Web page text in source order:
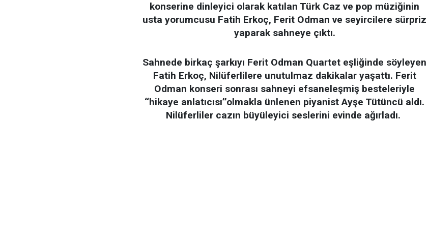
konserine dinleyici olarak katılan Türk Caz ve pop müziğinin
usta yorumcusu Fatih Erkoç, Ferit Odman ve seyircilere sürpriz
yaparak sahneye çıktı.
Sahnede birkaç şarkıyı Ferit Odman Quartet eşliğinde söyleyen
Fatih Erkoç, Nilüferlilere unutulmaz dakikalar yaşattı. Ferit
Odman konseri sonrası sahneyi efsaneleşmiş besteleriyle
‘‘hikaye anlatıcısı’’olmakla ünlenen piyanist Ayşe Tütüncü aldı.
Nilüferliler cazın büyüleyici seslerini evinde ağırladı.